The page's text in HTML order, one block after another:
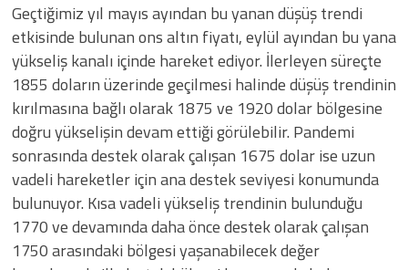
Geçtiğimiz yıl mayıs ayından bu yanan düşüş trendi
etkisinde bulunan ons altın fiyatı, eylül ayından bu yana
yükseliş kanalı içinde hareket ediyor. İlerleyen süreçte
1855 doların üzerinde geçilmesi halinde düşüş trendinin
kırılmasına bağlı olarak 1875 ve 1920 dolar bölgesine
doğru yükselişin devam ettiği görülebilir. Pandemi
sonrasında destek olarak çalışan 1675 dolar ise uzun
vadeli hareketler için ana destek seviyesi konumunda
bulunuyor. Kısa vadeli yükseliş trendinin bulunduğu
1770 ve devamında daha önce destek olarak çalışan
1750 arasındaki bölgesi yaşanabilecek değer